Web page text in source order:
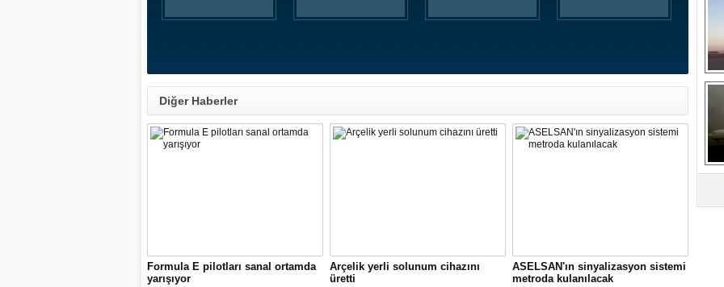
Diğer Haberler
Formula E pilotları sanal ortamda
yarışıyor
Arçelik yerli solunum cihazını
üretti
ASELSAN'ın sinyalizasyon sistemi
metroda kulanılacak